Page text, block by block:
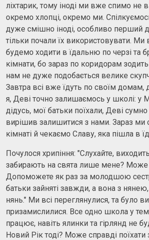
ліхтарик, тому іноді ми вже спимо не в
окремо хлопці, окремо ми.
дуже смішно іноді, особливо перший
тільки почали їх використовувати.
будемо ходити в їдальню по черзі та
кімнати, бо зараз по коридорам зодить
нам не дуже подобається велике
Завтра всі вже їдуть по своїм домам,
я, Деві точно залишаємось у школі: у
дідусь, мої батьки поїхали, Деві
вирішив залишитися з нами. Зараз ми
кімнаті й чекаємо Славу, яка пішла в
Почулося хрипіння: "Слухайте,
забирають на свята лише мене? Може
Допоможете як раз за молодшою
батьки зайняті завжди, а вона з
нянь." Ми всі переглянулися, та було
призамислилися. Все одно школа у
працює, навіть ялинки та гірлянд не
Новий Рік тоді? Може справді поїхати